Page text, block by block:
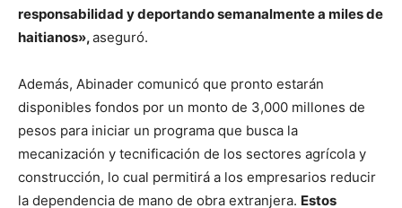
responsabilidad y deportando semanalmente a miles de
haitianos»,aseguró.
Además, Abinader comunicó que pronto estarán
disponibles fondos por un monto de 3,000 millones de
pesos para iniciar un programa que busca la
mecanización y tecnificación de los sectores agrícola y
construcción, lo cual permitirá a los empresarios reducir
la dependencia de mano de obra extranjera. Estos